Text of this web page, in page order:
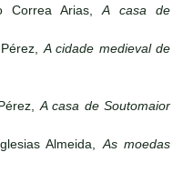
Correa Arias,A casa de
Pérez,A cidade medieval de
A casa de Soutomaior
Almeida,As moedas